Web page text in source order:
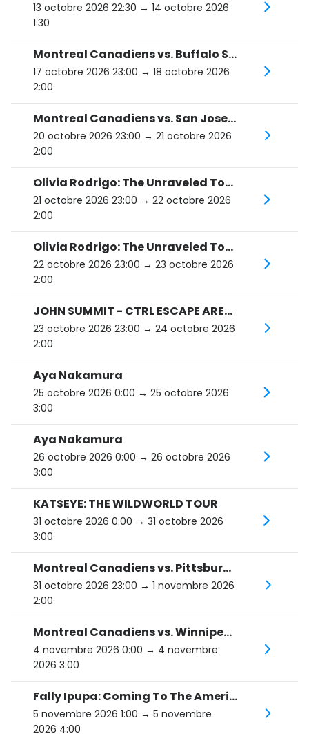
13 octobre 2026 22:30 → 14 octobre 2026
1:30
Montreal Canadiens vs. Buffalo Sabres
17 octobre 2026 23:00 → 18 octobre 2026
2:00
Montreal Canadiens vs. San Jose Sharks
20 octobre 2026 23:00 → 21 octobre 2026
2:00
Olivia Rodrigo: The Unraveled Tour
21 octobre 2026 23:00 → 22 octobre 2026
2:00
Olivia Rodrigo: The Unraveled Tour
22 octobre 2026 23:00 → 23 octobre 2026
2:00
JOHN SUMMIT - CTRL ESCAPE ARENA TOUR
23 octobre 2026 23:00 → 24 octobre 2026
2:00
Aya Nakamura
25 octobre 2026 0:00 → 25 octobre 2026
3:00
Aya Nakamura
26 octobre 2026 0:00 → 26 octobre 2026
3:00
KATSEYE: THE WILDWORLD TOUR
31 octobre 2026 0:00 → 31 octobre 2026
3:00
Montreal Canadiens vs. Pittsburgh Penguins
31 octobre 2026 23:00 → 1 novembre 2026
2:00
Montreal Canadiens vs. Winnipeg Jets
4 novembre 2026 0:00 → 4 novembre
2026 3:00
Fally Ipupa: Coming To The Americas Tour
5 novembre 2026 1:00 → 5 novembre
2026 4:00